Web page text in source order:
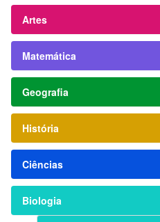
Artes
Matemática
Geografia
História
Ciências
Biologia